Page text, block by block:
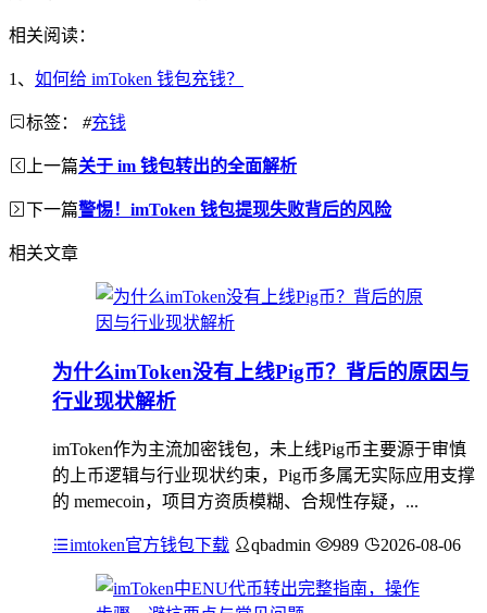
相关阅读：
1、 如何给 imToken 钱包充钱？
标签： #充钱
上一篇关于 im 钱包转出的全面解析
下一篇警惕！imToken 钱包提现失败背后的风险
相关文章
为什么imToken没有上线Pig币？背后的原因与
行业现状解析
imToken作为主流加密钱包，未上线Pig币主要源于审慎
的上币逻辑与行业现状约束，Pig币多属无实际应用支撑
的 memecoin，项目方资质模糊、合规性存疑，...
imtoken官方钱包下载 qbadmin 989 2026-08-06